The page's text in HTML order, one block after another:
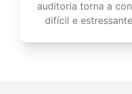
auditoria torna a
difícil e